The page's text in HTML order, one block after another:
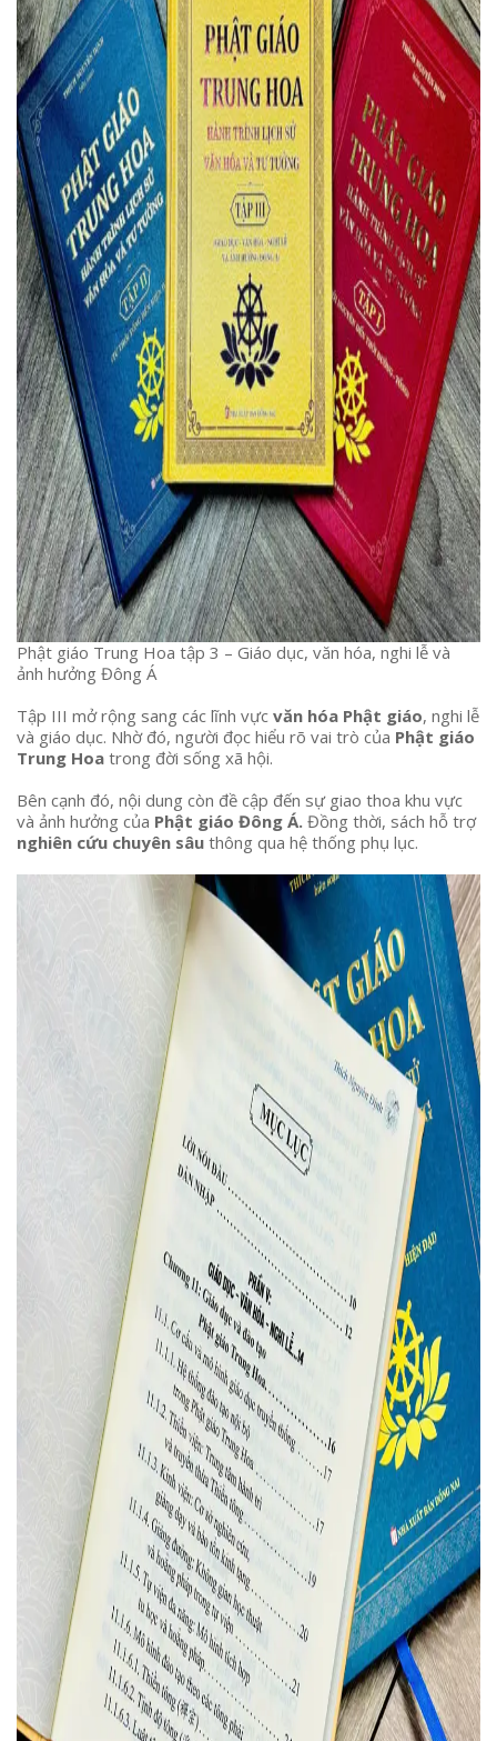
Phật giáo Trung Hoa tập 3 – Giáo dục, văn hóa, nghi lễ và
ảnh hưởng Đông Á
Tập III mở rộng sang các lĩnh vực văn hóa Phật giáo, nghi lễ
và giáo dục. Nhờ đó, người đọc hiểu rõ vai trò của Phật giáo
Trung Hoa trong đời sống xã hội.
Bên cạnh đó, nội dung còn đề cập đến sự giao thoa khu vực
và ảnh hưởng của Phật giáo Đông Á. Đồng thời, sách hỗ trợ
nghiên cứu chuyên sâu thông qua hệ thống phụ lục.